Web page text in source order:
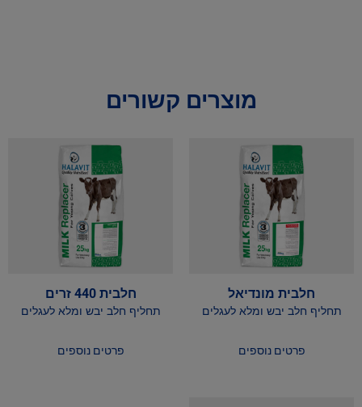
מוצרים קשורים
חלבית מונדיאל
תחליף חלב יבש ומלא לעגלים
פרטים נוספים
חלבית 440 זרים
תחליף חלב יבש ומלא לעגלים
פרטים נוספים